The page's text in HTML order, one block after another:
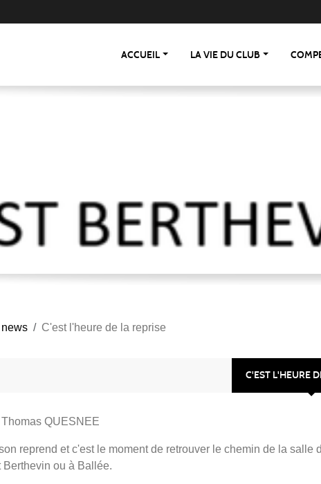
ACCUEIL LA VIE DU CLUB
news C'est l'heure de la reprise
C'EST L'HEURE
Thomas QUESNEE
reprend et c'est le moment de retrouver le chemin de la salle
ou à Ballée.